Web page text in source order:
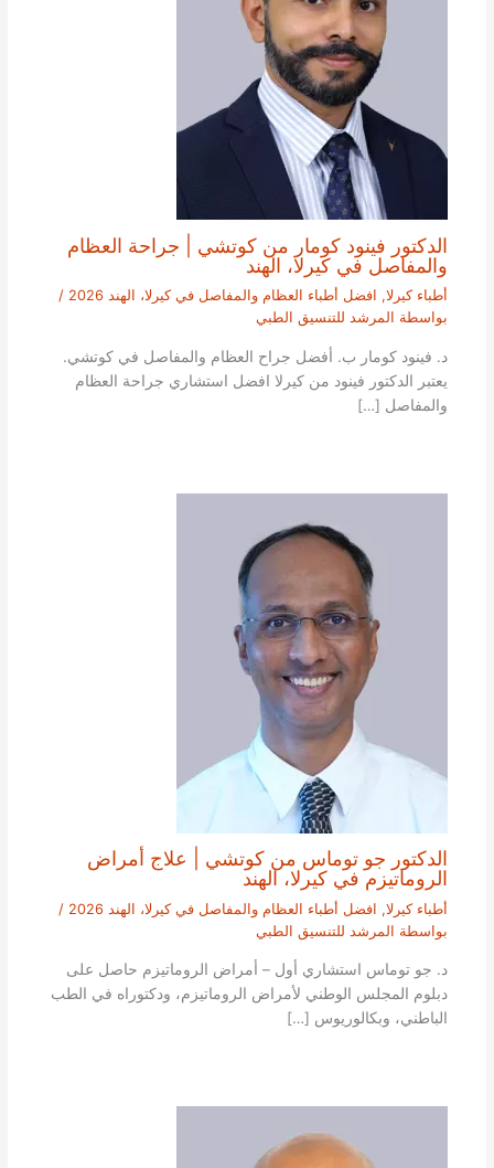
الدكتور فينود كومار من كوتشي | جراحة العظام
والمفاصل في كيرلا، الهند
أطباء كيرلا, افضل أطباء العظام والمفاصل في كيرلا، الهند 2026
/
بواسطة المرشد للتنسيق الطبي
د. فينود كومار ب. أفضل جراح العظام والمفاصل في كوتشي.
يعتبر الدكتور فينود من كيرلا افضل استشاري جراحة العظام
والمفاصل […]
الدكتور جو توماس من كوتشي | علاج أمراض
الروماتيزم في كيرلا، الهند
أطباء كيرلا, افضل أطباء العظام والمفاصل في كيرلا، الهند 2026
/
بواسطة المرشد للتنسيق الطبي
د. جو توماس استشاري أول – أمراض الروماتيزم حاصل على
دبلوم المجلس الوطني لأمراض الروماتيزم، ودكتوراه في الطب
الباطني، وبكالوريوس […]